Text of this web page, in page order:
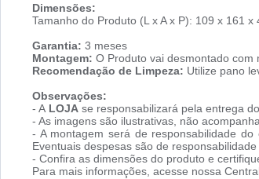
Dimensões:
Tamanho do Produto (L x A x P): 109 x 161 x
Garantia: 3 meses
Montagem: O Produto vai desmontado
Recomendação de Limpeza: Utilize pano
Observações:
- A LOJA se responsabilizará pela entrega
- As imagens são ilustrativas, não
- A montagem será de responsabilidade
Eventuais despesas são de responsabilidade
- Confira as dimensões do produto e
Para mais informações, acesse nossa